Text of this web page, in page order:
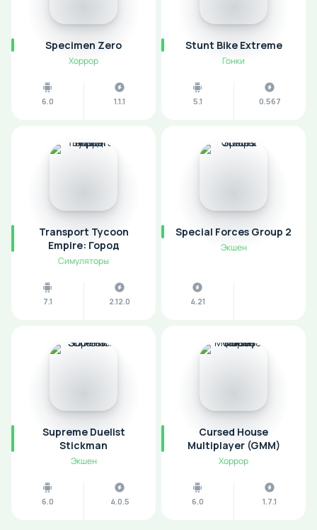
Specimen Zero
Хоррор
6.0 1.1.1
Stunt Bike Extreme
Гонки
5.1 0.567
Transport Tycoon
Empire: Город
Симуляторы
7.1 2.12.0
Special Forces Group 2
Экшен
4.21
Supreme Duelist
Stickman
Экшен
6.0 4.0.5
Cursed House
Multiplayer (GMM)
Хоррор
6.0 1.7.1